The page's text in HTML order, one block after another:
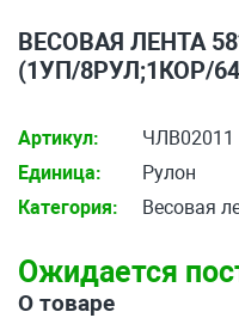
ВЕСОВАЯ ЛЕНТА
(1УП/8РУЛ;1КОР/
Артикул:
ЧЛВ02011
Единица:
Рулон
Категория:
Весовая
Ожидается
О товаре